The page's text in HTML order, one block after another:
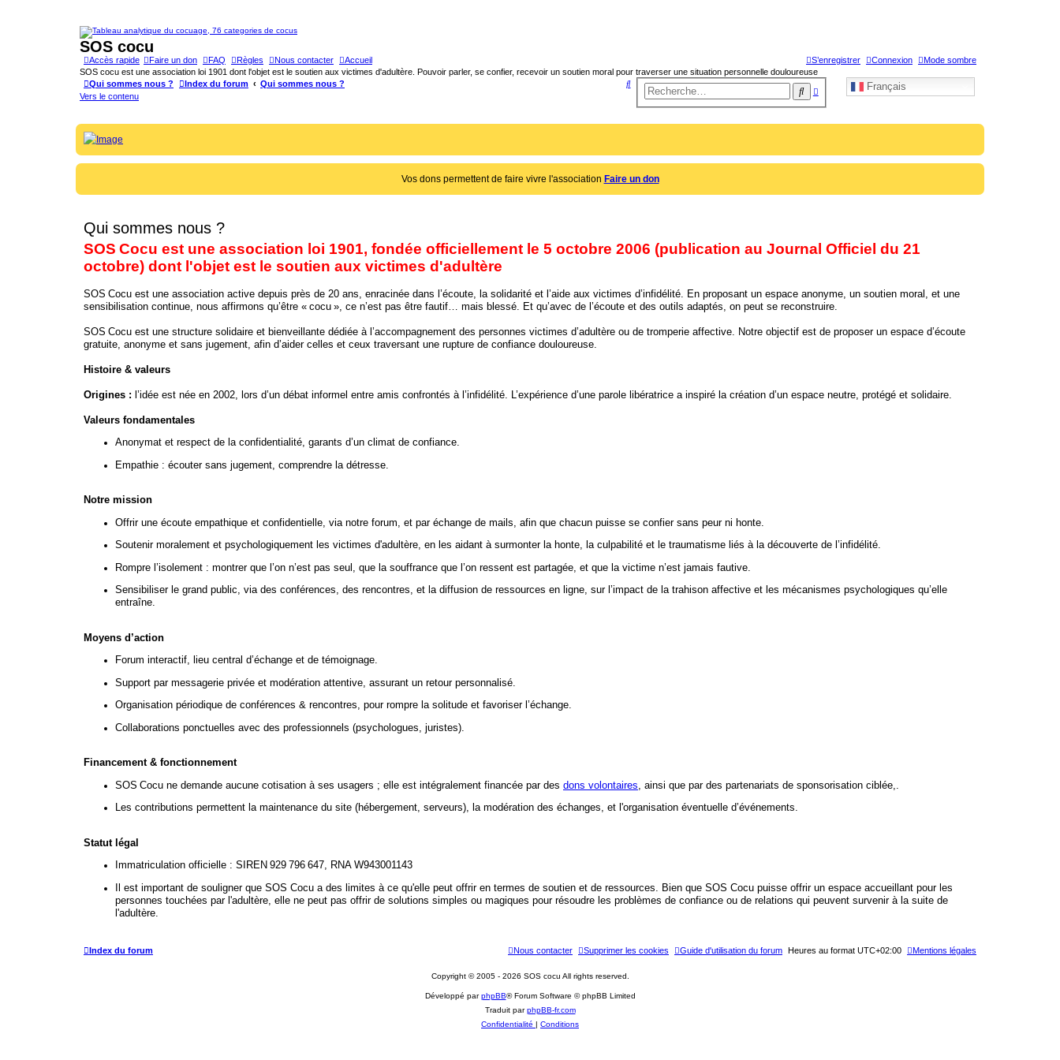
SOS cocu
SOS cocu est une association loi 1901 dont l'objet est le soutien aux victimes d'adultère. Pouvoir parler, se confier, recevoir un soutien moral pour traverser une situation personnelle douloureuse
Vers le contenu
Accès rapide Mode sombre
Faire un don FAQ Règles Nous contacter Accueil Connexion
S’enregistrer
Qui sommes nous ? Index du forum Qui sommes nous ? Français
R
e
h
c
r
R
e
e
e
a
c
R
e
r
c
r
Vos dons permettent de faire vivre l'association Faire un don
Qui sommes nous ?
SOS Cocu est une association loi 1901, fondée officiellement le 5 octobre 2006 (publication au Journal Officiel du 21
octobre) dont l'objet est le soutien aux victimes d'adultère
SOS Cocu est une association active depuis près de 20 ans, enracinée dans l’écoute, la solidarité et l’aide aux victimes d’infidélité. En proposant un espace anonyme, un soutien moral, et une
sensibilisation continue, nous affirmons qu’être « cocu », ce n’est pas être fautif… mais blessé. Et qu’avec de l’écoute et des outils adaptés, on peut se reconstruire.
SOS Cocu est une structure solidaire et bienveillante dédiée à l’accompagnement des personnes victimes d’adultère ou de tromperie affective. Notre objectif est de proposer un espace d’écoute
gratuite, anonyme et sans jugement, afin d’aider celles et ceux traversant une rupture de confiance douloureuse.
Histoire & valeurs
Origines : l’idée est née en 2002, lors d’un débat informel entre amis confrontés à l’infidélité. L’expérience d’une parole libératrice a inspiré la création d’un espace neutre, protégé et solidaire.
Valeurs fondamentales
Anonymat et respect de la confidentialité, garants d’un climat de confiance.
Empathie : écouter sans jugement, comprendre la détresse.
Notre mission
Offrir une écoute empathique et confidentielle, via notre forum, et par échange de mails, afin que chacun puisse se confier sans peur ni honte.
Soutenir moralement et psychologiquement les victimes d'adultère, en les aidant à surmonter la honte, la culpabilité et le traumatisme liés à la découverte de l’infidélité.
Rompre l’isolement : montrer que l’on n’est pas seul, que la souffrance que l’on ressent est partagée, et que la victime n’est jamais fautive.
Sensibiliser le grand public, via des conférences, des rencontres, et la diffusion de ressources en ligne, sur l’impact de la trahison affective et les mécanismes psychologiques qu’elle
entraîne.
Moyens d’action
Forum interactif, lieu central d’échange et de témoignage.
Support par messagerie privée et modération attentive, assurant un retour personnalisé.
Organisation périodique de conférences & rencontres, pour rompre la solitude et favoriser l’échange.
Collaborations ponctuelles avec des professionnels (psychologues, juristes).
Financement & fonctionnement
SOS Cocu ne demande aucune cotisation à ses usagers ; elle est intégralement financée par des dons volontaires , ainsi que par des partenariats de sponsorisation ciblée,.
Les contributions permettent la maintenance du site (hébergement, serveurs), la modération des échanges, et l'organisation éventuelle d’événements.
Statut légal
Immatriculation officielle : SIREN 929 796 647, RNA W943001143
Il est important de souligner que SOS Cocu a des limites à ce qu'elle peut offrir en termes de soutien et de ressources. Bien que SOS Cocu puisse offrir un espace accueillant pour les
personnes touchées par l'adultère, elle ne peut pas offrir de solutions simples ou magiques pour résoudre les problèmes de confiance ou de relations qui peuvent survenir à la suite de
l'adultère.
Index du forum Mentions légales
Heures au format UTC+02:00
Guide d'utilisation du forum
Supprimer les cookies
Nous contacter
Copyright © 2005 - 2026 SOS cocu All rights reserved.
Développé parphpBB® Forum Software © phpBB Limited
Traduit parphpBB-fr.com
Confidentialité | Conditions